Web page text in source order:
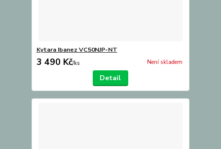
Kytara Ibanez VC50NJP-NT
3 490 Kč/ks Není skladem
Detail